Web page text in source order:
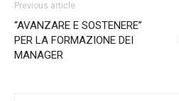
Previous article
“AVANZARE E SOSTENERE”
PER LA FORMAZIONE DEI
MANAGER